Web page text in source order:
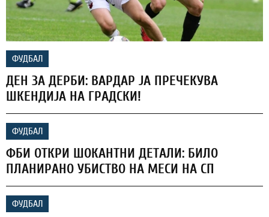
ФУДБАЛ
ДЕН ЗА ДЕРБИ: ВАРДАР ЈА ПРЕЧЕКУВА
ШКЕНДИЈА НА ГРАДСКИ!
ФУДБАЛ
ФБИ ОТКРИ ШОКАНТНИ ДЕТАЛИ: БИЛО
ПЛАНИРАНО УБИСТВО НА МЕСИ НА СП
ФУДБАЛ